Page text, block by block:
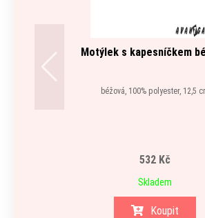
Motýlek s kapesníčkem
béžová, 100% polyester, 12,5
532 Kč
Skladem
Koupit